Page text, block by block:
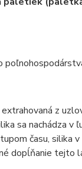
z
sa nachádza
času, silika
dopĺňanie tejto